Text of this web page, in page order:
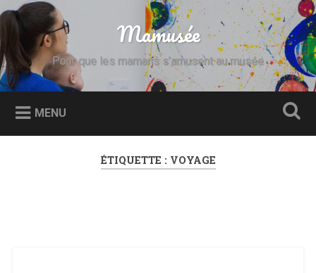
Accéder
au
principal
Recherche Mamusée
Pour que les mamans s’amusent au musée
MENU
ÉTIQUETTE : VOYAGE